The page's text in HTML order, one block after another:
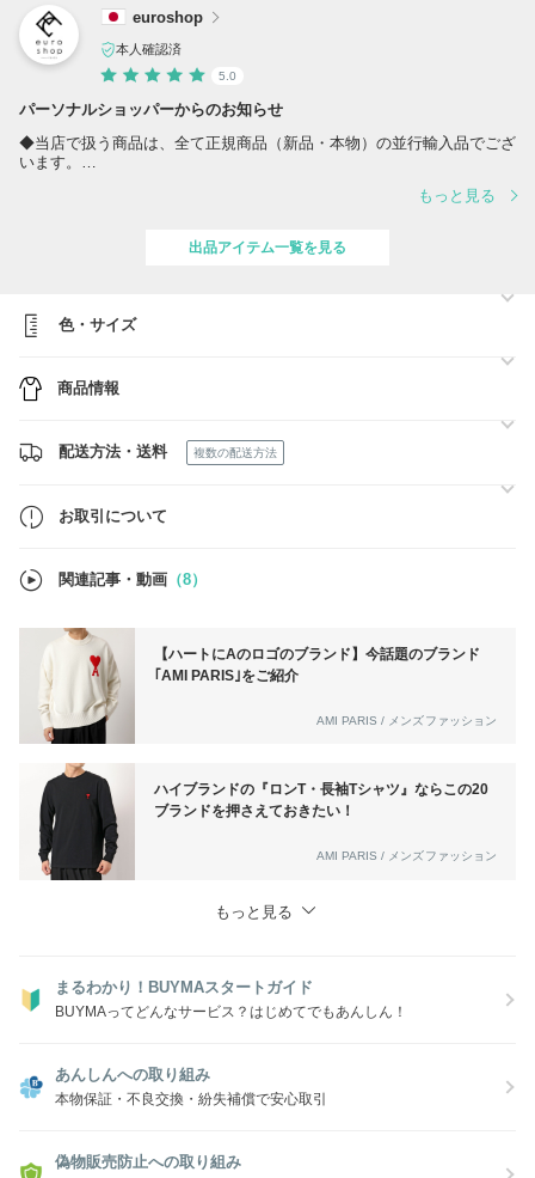
euroshop
本人確認済
5.0
パーソナルショッパーからのお知らせ
◆当店で扱う商品は、全て正規商品（新品・本物）の並行輸入品でござ
います。
AACDとは並行輸入品市場での、“偽造品”や“不正商品”の流通防止と排除
を目指して、1998年4月に発足した民間団体です。
平日14：00までのご注文確定分を当日発送させていただきます。
土日祝は発送のお休みをいただいております。
当店でお取り扱いする商品はすべて手元に在庫を確保しております。在
庫がある商品は在庫表記を【◎】にて表示しておりますので在庫確認を
せずご注文にお進みください☆
もっと見る
出品アイテム一覧を見る
色・サイズ
商品情報
配送方法・送料 複数の配送方法
お取引について
関連記事・動画 （8）
【ハートにAのロゴのブランド】今話題のブランド
｢AMI PARIS｣をご紹介
AMI PARIS / メンズファッション
ハイブランドの『ロンT・長袖Tシャツ』ならこの20
ブランドを押さえておきたい！
AMI PARIS / メンズファッション
もっと見る
まるわかり！BUYMAスタートガイド
BUYMAってどんなサービス？はじめてでもあんしん！
あんしんへの取り組み
本物保証・不良交換・紛失補償で安心取引
偽物販売防止への取り組み